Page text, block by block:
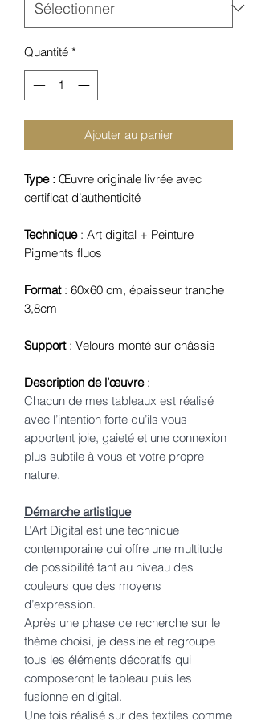
Quantité *
Ajouter au panier
Type : Œuvre originale livrée avec
certificat d’authenticité
Technique : Art digital + Peinture
Pigments fluos
Format : 60x60 cm, épaisseur tranche
3,8cm
Support : Velours monté sur châssis
Description de l’œuvre :
Chacun de mes tableaux est réalisé
avec l’intention forte qu’ils vous
apportent joie, gaieté et une connexion
plus subtile à vous et votre propre
nature.
Démarche artistique
L’Art Digital est une technique
contemporaine qui offre une multitude
de possibilité tant au niveau des
couleurs que des moyens
d’expression.
Après une phase de recherche sur le
thème choisi, je dessine et regroupe
tous les éléments décoratifs qui
composeront le tableau puis les
fusionne en digital.
Une fois réalisé sur des textiles comme